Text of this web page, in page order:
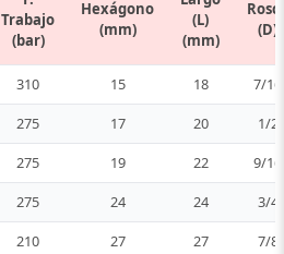
Trabajo
(bar)
Hexágono
(mm)
(L)
(mm)
(D)
310 15 18 7/16
275 17 20 1/2
275 19 22 9/16
275 24 24 3/4
210 27 27 7/8